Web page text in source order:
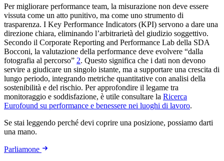
Per migliorare performance team, la misurazione non deve essere
vissuta come un atto punitivo, ma come uno strumento di
trasparenza. I Key Performance Indicators (KPI) servono a dare una
direzione chiara, eliminando l’arbitrarietà del giudizio soggettivo.
Secondo il Corporate Reporting and Performance Lab della SDA
Bocconi, la valutazione della performance deve evolvere “dalla
fotografia al percorso” 2. Questo significa che i dati non devono
servire a giudicare un singolo istante, ma a supportare una crescita di
lungo periodo, integrando metriche quantitative con analisi della
sostenibilità e del rischio. Per approfondire il legame tra
monitoraggio e soddisfazione, è utile consultare la Ricerca
Eurofound su performance e benessere nei luoghi di lavoro.
Se stai leggendo perché devi coprire una posizione, possiamo darti
una mano.
Parliamone